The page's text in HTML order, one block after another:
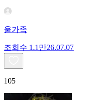
울가족
조회수 1.1만26.07.07
105